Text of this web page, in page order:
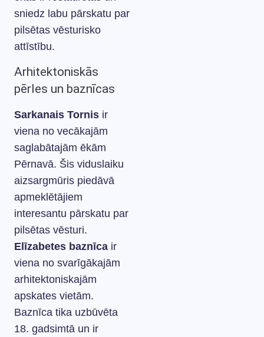
sniedz labu pārskatu par
pilsētas vēsturisko
attīstību.
Arhitektoniskās
pērles un baznīcas
Sarkanais Tornis ir
viena no vecākajām
saglabātajām ēkām
Pērnavā. Šis viduslaiku
aizsargmūris piedāvā
apmeklētājiem
interesantu pārskatu par
pilsētas vēsturi.
Elīzabetes baznīca ir
viena no svarīgākajām
arhitektoniskajām
apskates vietām.
Baznīca tika uzbūvēta
18. gadsimtā un ir